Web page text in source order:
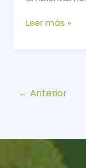
Leer más »
← Anterior